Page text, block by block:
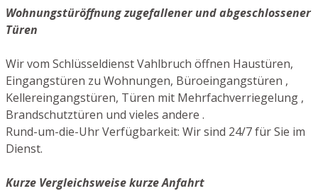
Wohnungstüröffnung zugefallener und abgeschlossener
Türen
Wir vom Schlüsseldienst Vahlbruch öffnen Haustüren,
Eingangstüren zu Wohnungen, Büroeingangstüren ,
Kellereingangstüren, Türen mit Mehrfachverriegelung ,
Brandschutztüren und vieles andere .
Rund-um-die-Uhr Verfügbarkeit: Wir sind 24/7 für Sie im
Dienst.
Kurze Vergleichsweise kurze Anfahrt